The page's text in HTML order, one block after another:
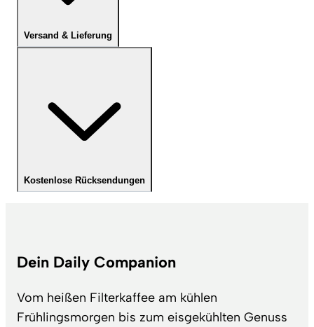
Versand & Lieferung
Kostenlose Rücksendungen
Dein Daily Companion
Vom heißen Filterkaffee am kühlen
Frühlingsmorgen bis zum eisgekühlten Genuss